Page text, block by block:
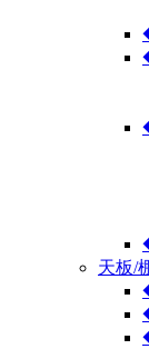
天板/